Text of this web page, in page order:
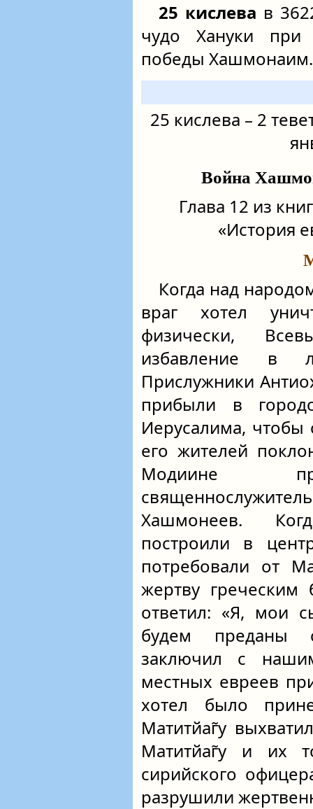
25 кислева в
чудо Хануки при
победы Хашмонаим.
25 кислева – 2
Война
Глава 12 из
«История
Когда над
враг хотел
физически,
избавление в
Прислужники
прибыли в
Иерусалима, чтобы
его жителей
Модиине
Хашмонеев.
построили в
потребовали от
жертву греческим
ответил: «Я, мои
будем преданы
заключил с
местных евреев
хотел было
Матитйаг̃у
Матитйаг̃у и их
сирийского
разрушили